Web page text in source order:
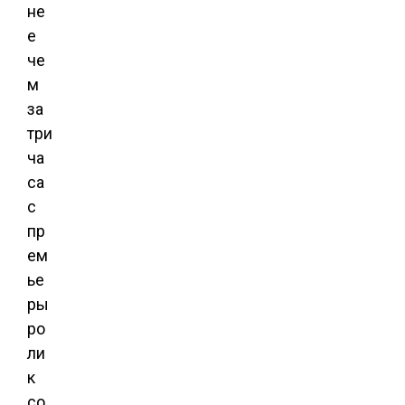
не
е
че
м
за
три
ча
са
с
пр
ем
ье
ры
ро
ли
к